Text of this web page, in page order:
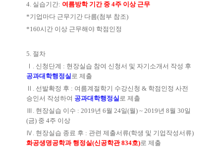
4. 실습기간: 여름방학 기간 중 4주 이상 근무
*기업마다 근무기간 다름(첨부 참조)
*160시간 이상 근무해야 학점인정
5. 절차
Ⅰ . 신청단계 : 현장실습 참여 신청서 및 자기소개서 작성 후
공과대학행정실로 제출
Ⅱ . 선발확정 후 : 여름계절학기 수강신청 & 학점인정 사전
승인서 작성하여 공과대학행정실로 제출
Ⅲ . 현장실습 이수 : 2019년 6월 24일(월) ~ 2019년 8월 30일
(금) 중 4주 이상
Ⅳ . 현장실습 종료 후 : 관련 제출서류(학생 및 기업작성서류)
화공생명공학과 행정실(신공학관834호)로 제출